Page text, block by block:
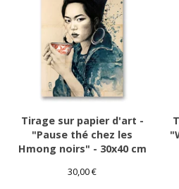
Tirage sur papier d'art -
"Pause thé chez les
Hmong noirs" - 30x40 cm
30,00€